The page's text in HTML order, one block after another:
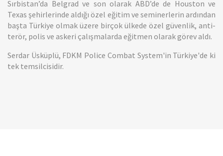
Sırbistan’da Belgrad ve son olarak ABD’de de Houston ve
Texas şehirlerinde aldığı özel eğitim ve seminerlerin ardından
başta Türkiye olmak üzere birçok ülkede özel güvenlik, anti-
terör, polis ve askeri çalışmalarda eğitmen olarak görev aldı.
Serdar Üsküplü, FDKM Police Combat System'in Türkiye'de ki
tek temsilcisidir.